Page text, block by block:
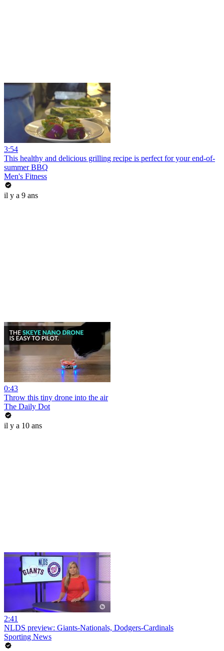
3:54
This healthy and delicious grilling recipe is perfect for your end-of-
summer BBQ
Men's Fitness
il y a 9 ans
0:43
Throw this tiny drone into the air
The Daily Dot
il y a 10 ans
2:41
NLDS preview: Giants-Nationals, Dodgers-Cardinals
Sporting News